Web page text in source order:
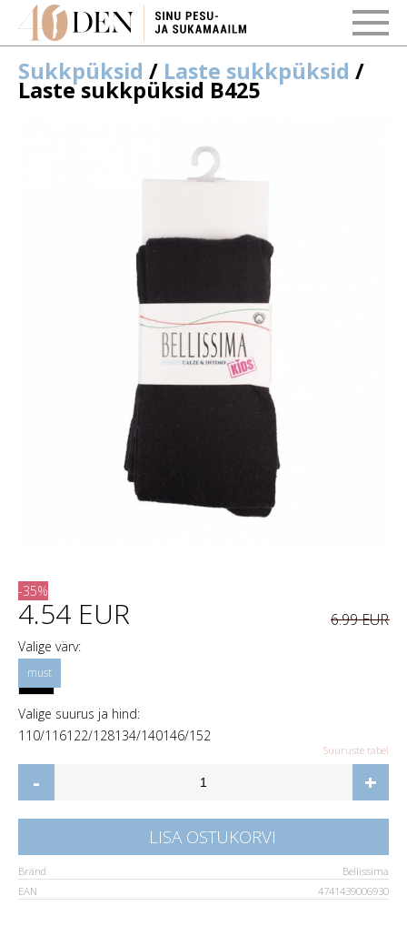
Sukkpüksid / Laste sukkpüksid /
Laste sukkpüksid B425
-35%
6.99 EUR
4.54 EUR
Valige värv:
Valige suurus ja hind:
110/116122/128134/140146/152
Suuruste tabel
- +
LISA OSTUKORVI
Bränd
Bellissima
EAN
4741439006930